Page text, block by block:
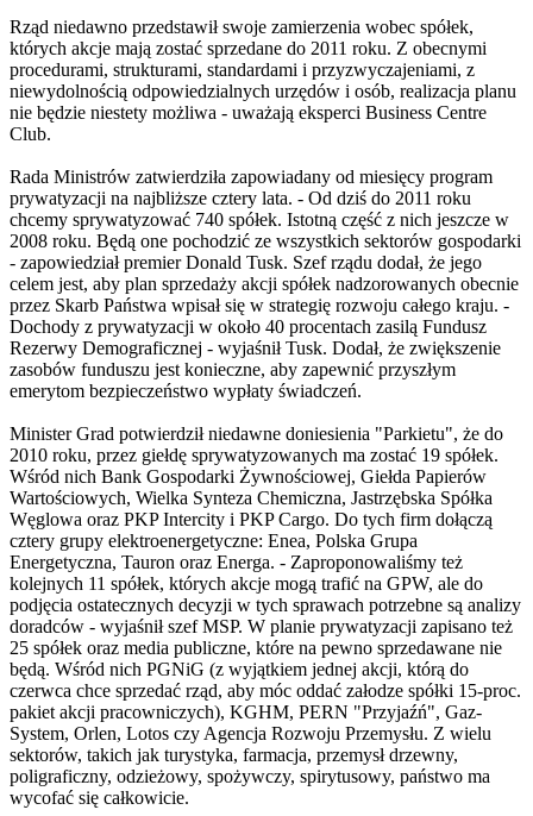
Rząd niedawno przedstawił swoje zamierzenia wobec spółek,
których akcje mają zostać sprzedane do 2011 roku. Z obecnymi
procedurami, strukturami, standardami i przyzwyczajeniami, z
niewydolnością odpowiedzialnych urzędów i osób, realizacja planu
nie będzie niestety możliwa - uważają eksperci Business Centre
Club.
Rada Ministrów zatwierdziła zapowiadany od miesięcy program
prywatyzacji na najbliższe cztery lata. - Od dziś do 2011 roku
chcemy sprywatyzować 740 spółek. Istotną część z nich jeszcze w
2008 roku. Będą one pochodzić ze wszystkich sektorów gospodarki
- zapowiedział premier Donald Tusk. Szef rządu dodał, że jego
celem jest, aby plan sprzedaży akcji spółek nadzorowanych obecnie
przez Skarb Państwa wpisał się w strategię rozwoju całego kraju. -
Dochody z prywatyzacji w około 40 procentach zasilą Fundusz
Rezerwy Demograficznej - wyjaśnił Tusk. Dodał, że zwiększenie
zasobów funduszu jest konieczne, aby zapewnić przyszłym
emerytom bezpieczeństwo wypłaty świadczeń.
Minister Grad potwierdził niedawne doniesienia "Parkietu", że do
2010 roku, przez giełdę sprywatyzowanych ma zostać 19 spółek.
Wśród nich Bank Gospodarki Żywnościowej, Giełda Papierów
Wartościowych, Wielka Synteza Chemiczna, Jastrzębska Spółka
Węglowa oraz PKP Intercity i PKP Cargo. Do tych firm dołączą
cztery grupy elektroenergetyczne: Enea, Polska Grupa
Energetyczna, Tauron oraz Energa. - Zaproponowaliśmy też
kolejnych 11 spółek, których akcje mogą trafić na GPW, ale do
podjęcia ostatecznych decyzji w tych sprawach potrzebne są analizy
doradców - wyjaśnił szef MSP. W planie prywatyzacji zapisano też
25 spółek oraz media publiczne, które na pewno sprzedawane nie
będą. Wśród nich PGNiG (z wyjątkiem jednej akcji, którą do
czerwca chce sprzedać rząd, aby móc oddać załodze spółki 15-proc.
pakiet akcji pracowniczych), KGHM, PERN "Przyjaźń", Gaz-
System, Orlen, Lotos czy Agencja Rozwoju Przemysłu. Z wielu
sektorów, takich jak turystyka, farmacja, przemysł drzewny,
poligraficzny, odzieżowy, spożywczy, spirytusowy, państwo ma
wycofać się całkowicie.